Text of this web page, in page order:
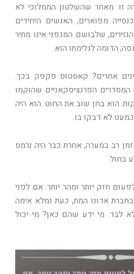
זו. מאחר שהשלטון הממלוכי לא
מפוארים, האנשים היחידים
שלבושם הסגפני אינו מתיר
הדומה לגלימתו הוא.
אחרים? קאסטוס פקפק בכך.
המסדרים הפרנציסקאניים שהוקמו
הוא בחן שוב את החוט. הוא היה
כמעט לא דבקו בו.
רב במערה, אחרת כבר היה נרמס
בחול.
חזק יותר ומהר יותר. אם לפני
אדונו המת, כעת נמלא אימה
לבד. מי ידע שהם כאן? מי יכול